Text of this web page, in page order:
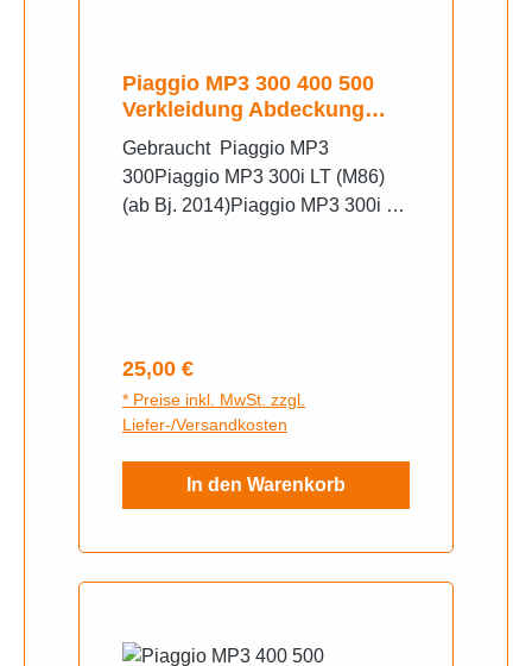
Piaggio MP3 300 400 500
Verkleidung Abdeckung
Gepäckträger Top Case
Gebraucht Piaggio MP3
300Piaggio MP3 300i LT (M86)
(ab Bj. 2014)Piaggio MP3 300i LT
(TA11/TA19L) Euro4 (ab Bj.
2018)Piaggio MP3 500
Regulärer Preis:
25,00 €
* Preise inkl. MwSt. zzgl.
Liefer-/Versandkosten
In den Warenkorb